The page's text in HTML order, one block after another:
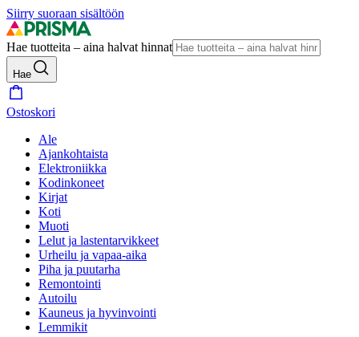
Siirry suoraan sisältöön
Hae tuotteita – aina halvat hinnat
Hae
Ostoskori
Ale
Ajankohtaista
Elektroniikka
Kodinkoneet
Kirjat
Koti
Muoti
Lelut ja lastentarvikkeet
Urheilu ja vapaa-aika
Piha ja puutarha
Remontointi
Autoilu
Kauneus ja hyvinvointi
Lemmikit